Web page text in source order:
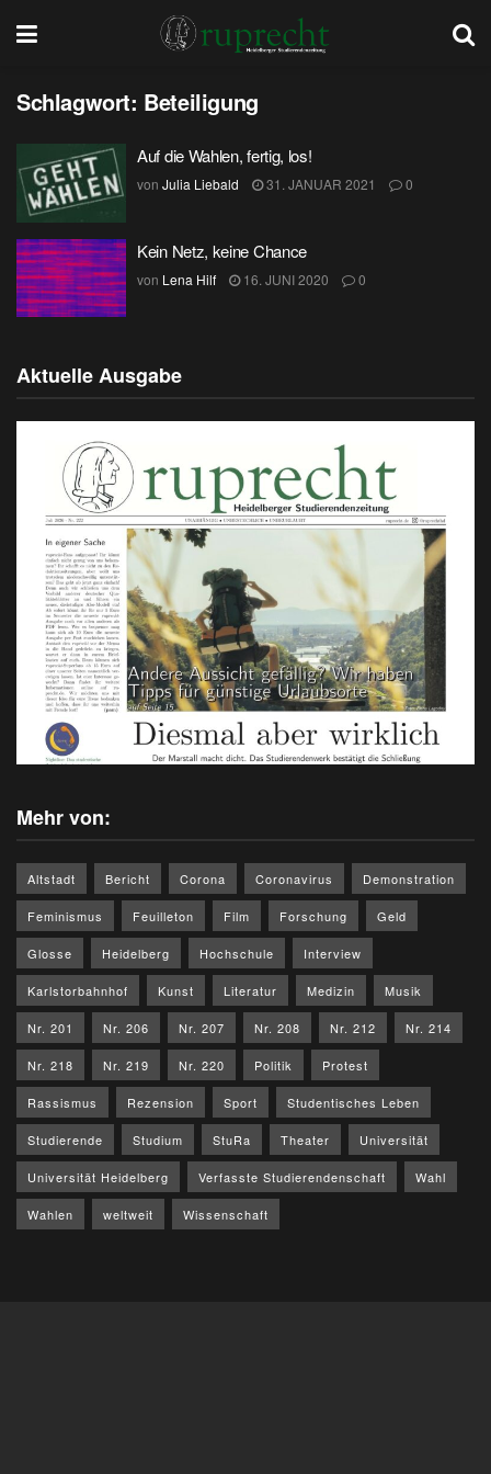
Schlagwort: Beteiligung
Auf die Wahlen, fertig, los!
von Julia Liebald 31. JANUAR 2021 0
Kein Netz, keine Chance
von Lena Hilf 16. JUNI 2020 0
Aktuelle Ausgabe
Mehr von:
Altstadt Bericht Corona Coronavirus Demonstration
Feminismus Feuilleton Film Forschung Geld
Glosse Heidelberg Hochschule Interview
Karlstorbahnhof Kunst Literatur Medizin Musik
Nr. 201 Nr. 206 Nr. 207 Nr. 208 Nr. 212 Nr. 214
Nr. 218 Nr. 219 Nr. 220 Politik Protest
Rassismus Rezension Sport Studentisches Leben
Studierende Studium StuRa Theater Universität
Universität Heidelberg Verfasste Studierendenschaft Wahl
Wahlen weltweit Wissenschaft